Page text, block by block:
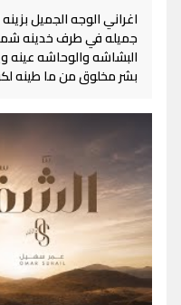
اغراني الوجه الجميل
جميله في طرف خدينه
البشاشه والوحاشه عينه
بشر مخلوق من ما طينه